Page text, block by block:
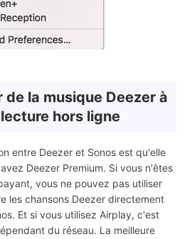
de la musique Deezer à
hors ligne
entre Deezer et Sonos est qu'elle
Deezer Premium. Si vous n'êtes
vous ne pouvez pas utiliser
les chansons Deezer directement
Et si vous utilisez Airplay, c'est
du réseau. La meilleure